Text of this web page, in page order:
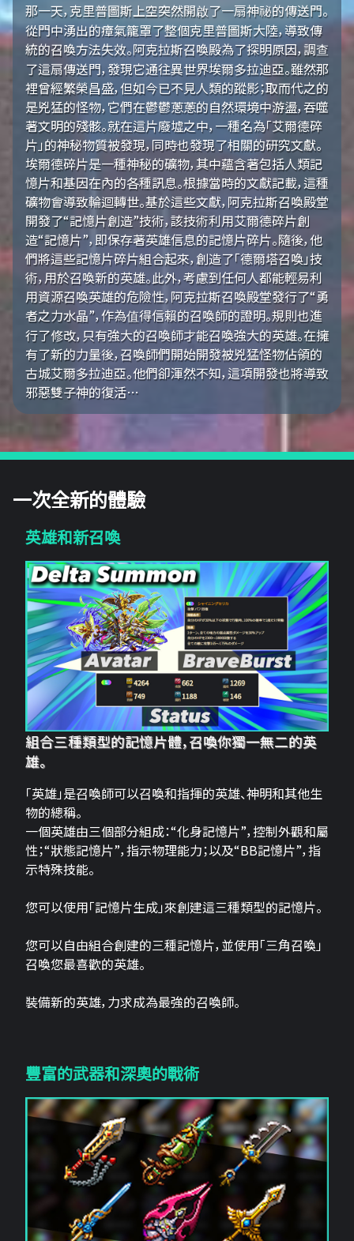
那一天，克里普圖斯上空突然開啟了一扇神祕的傳送門。
從門中湧出的瘴氣籠罩了整個克里普圖斯大陸，導致傳
統的召喚方法失效。阿克拉斯召喚殿為了探明原因，調查
了這扇傳送門，發現它通往異世界埃爾多拉迪亞。雖然那
裡曾經繁榮昌盛，但如今已不見人類的蹤影；取而代之的
是兇猛的怪物，它們在鬱鬱蔥蔥的自然環境中游盪，吞噬
著文明的殘骸。就在這片廢墟之中，一種名為「艾爾德碎
片」的神秘物質被發現，同時也發現了相關的研究文獻。
埃爾德碎片是一種神秘的礦物，其中蘊含著包括人類記
憶片和基因在內的各種訊息。根據當時的文獻記載，這種
礦物會導致輪迴轉世。基於這些文獻，阿克拉斯召喚殿堂
開發了“記憶片創造”技術，該技術利用艾爾德碎片創
造“記憶片”，即保存著英雄信息的記憶片碎片。隨後，他
們將這些記憶片碎片組合起來，創造了「德爾塔召喚」技
術，用於召喚新的英雄。此外，考慮到任何人都能輕易利
用資源召喚英雄的危險性，阿克拉斯召喚殿堂發行了“勇
者之力水晶”，作為值得信賴的召喚師的證明。規則也進
行了修改，只有強大的召喚師才能召喚強大的英雄。在擁
有了新的力量後，召喚師們開始開發被兇猛怪物佔領的
古城艾爾多拉迪亞。他們卻渾然不知，這項開發也將導致
邪惡雙子神的復活…
一次全新的體驗
英雄和新召喚
組合三種類型的記憶片體，召喚你獨一無二的英
雄。
「英雄」是召喚師可以召喚和指揮的英雄、神明和其他生
物的總稱。
一個英雄由三個部分組成：“化身記憶片”，控制外觀和屬
性；“狀態記憶片”，指示物理能力；以及“BB記憶片”，指
示特殊技能。
您可以使用「記憶片生成」來創建這三​​種類型的記憶片。
您可以自由組合創建的三種記憶片，並使用「三角召喚」
召喚您最喜歡的英雄。
裝備新的英雄，力求成為最強的召喚師。
豐富的武器和深奧的戰術